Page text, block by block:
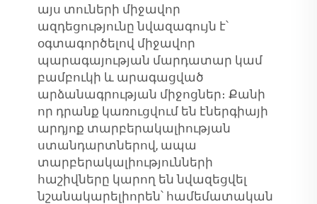
այս տուների միջավոր
ազդեցությունը նվազագույն է՝
օգտագործելով միջավոր
պարագայության մարդատար կամ
բամբուկի և արագացված
արձանագրության միջոցներ։ Քանի
որ դրանք կառուցվում են էներգիայի
արդյոք տարբերակալիության
ստանդարտներով, ապա
տարբերակալիությունների
հաշիվները կարող են նվազեցվել
նշանակարելիորեն՝ համեմատական